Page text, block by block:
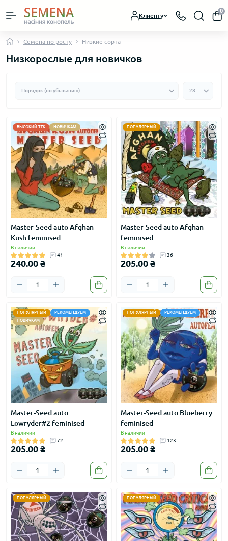
Клиенту
0
Семена по росту Низкие сорта
Низкорослые для новичков
ВЫСОКИЙ ТГК НОВИЧКАМ
Master-Seed auto Afghan
Kush feminised
В наличии
41
240.00 ₴
ПОПУЛЯРНЫЙ
Master-Seed auto Afghan
feminised
В наличии
36
205.00 ₴
ПОПУЛЯРНЫЙ
РЕКОМЕНДУЕМ
НОВИЧКАМ
Master-Seed auto
Lowryder#2 feminised
В наличии
72
205.00 ₴
ПОПУЛЯРНЫЙ РЕКОМЕНДУЕМ
Master-Seed auto Blueberry
feminised
В наличии
123
205.00 ₴
ПОПУЛЯРНЫЙ ПОПУЛЯРНЫЙ